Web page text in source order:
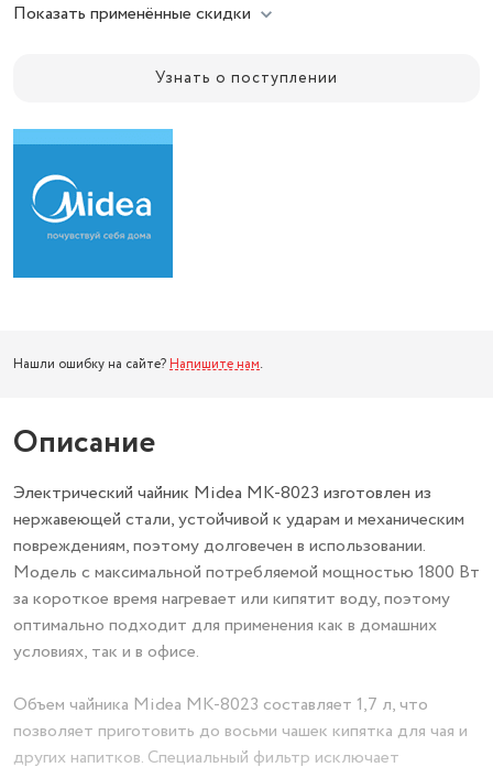
Показать применённые скидки
Узнать о поступлении
Нашли ошибку на сайте? Напишите нам.
Описание
Электрический чайник Midea MK-8023 изготовлен из
нержавеющей стали, устойчивой к ударам и механическим
повреждениям, поэтому долговечен в использовании.
Модель с максимальной потребляемой мощностью 1800 Вт
за короткое время нагревает или кипятит воду, поэтому
оптимально подходит для применения как в домашних
условиях, так и в офисе.
Объем чайника Midea MK-8023 составляет 1,7 л, что
позволяет приготовить до восьми чашек кипятка для чая и
других напитков. Специальный фильтр исключает